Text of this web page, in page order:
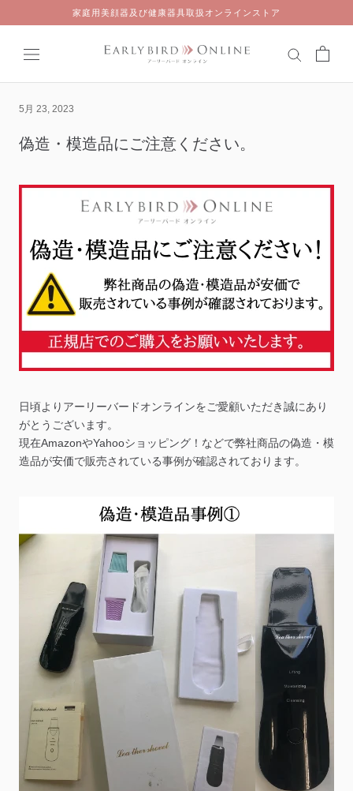
to
家庭用美顔器及び健康器具取扱オンラインストア
5月 23, 2023
偽造・模造品にご注意ください。
日頃よりアーリーバードオンラインをご愛顧いただき誠にあり
がとうございます。
現在AmazonやYahooショッピング！などで弊社商品の偽造・模
造品が安価で販売されている事例が確認されております。